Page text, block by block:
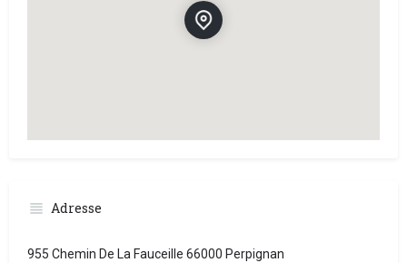
Adresse
955 Chemin De La Fauceille 66000 Perpignan